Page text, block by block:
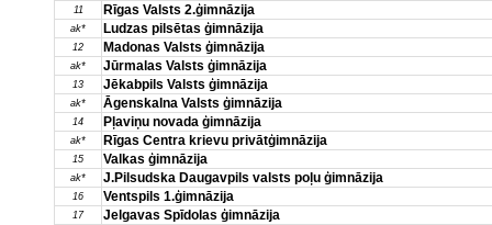
11 Rīgas Valsts 2.ģimnāzija
ak* Ludzas pilsētas ģimnāzija
12 Madonas Valsts ģimnāzija
ak* Jūrmalas Valsts ģimnāzija
13 Jēkabpils Valsts ģimnāzija
ak* Āgenskalna Valsts ģimnāzija
14 Pļaviņu novada ģimnāzija
ak* Rīgas Centra krievu privātģimnāzija
15 Valkas ģimnāzija
ak* J.Pilsudska Daugavpils valsts poļu ģimnāzija
16 Ventspils 1.ģimnāzija
17 Jelgavas Spīdolas ģimnāzija